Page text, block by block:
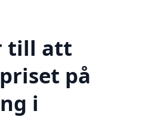
till att
på
i